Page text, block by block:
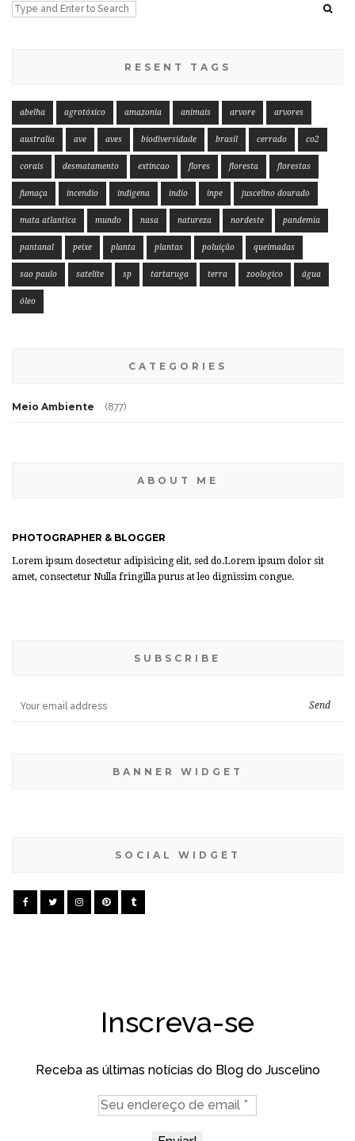
RESENT TAGS
abelha agrotóxico amazonia animais arvore arvores
australia ave aves biodiversidade brasil cerrado co2
corais desmatamento extincao flores floresta florestas
fumaça incendio indigena indio inpe juscelino dourado
mata atlantica mundo nasa natureza nordeste pandemia
pantanal peixe planta plantas poluição queimadas
sao paulo satelite sp tartaruga terra zoologico água
óleo
CATEGORIES
Meio Ambiente (877)
ABOUT ME
PHOTOGRAPHER & BLOGGER
Lorem ipsum dosectetur adipisicing elit, sed do.Lorem ipsum dolor sit
amet, consectetur Nulla fringilla purus at leo dignissim congue.
SUBSCRIBE
BANNER WIDGET
SOCIAL WIDGET
Inscreva-se
Receba as últimas notícias do Blog do Juscelino